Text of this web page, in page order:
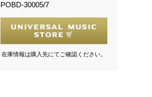
POBD-30005/7
在庫情報は購入先にてご確認ください。